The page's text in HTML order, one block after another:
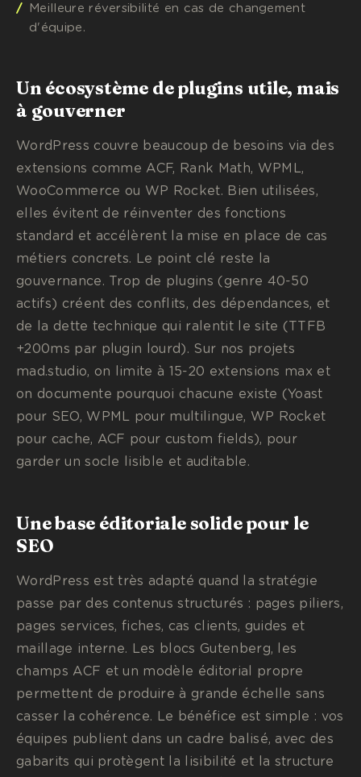
Meilleure réversibilité en cas de changement
d'équipe.
Un écosystème de plugins utile, mais
à gouverner
WordPress couvre beaucoup de besoins via des
extensions comme ACF, Rank Math, WPML,
WooCommerce ou WP Rocket. Bien utilisées,
elles évitent de réinventer des fonctions
standard et accélèrent la mise en place de cas
métiers concrets. Le point clé reste la
gouvernance. Trop de plugins (genre 40-50
actifs) créent des conflits, des dépendances, et
de la dette technique qui ralentit le site (TTFB
+200ms par plugin lourd). Sur nos projets
mad.studio, on limite à 15-20 extensions max et
on documente pourquoi chacune existe (Yoast
pour SEO, WPML pour multilingue, WP Rocket
pour cache, ACF pour custom fields), pour
garder un socle lisible et auditable.
Une base éditoriale solide pour le
SEO
WordPress est très adapté quand la stratégie
passe par des contenus structurés : pages piliers,
pages services, fiches, cas clients, guides et
maillage interne. Les blocs Gutenberg, les
champs ACF et un modèle éditorial propre
permettent de produire à grande échelle sans
casser la cohérence. Le bénéfice est simple : vos
équipes publient dans un cadre balisé, avec des
gabarits qui protègent la lisibilité et la structure